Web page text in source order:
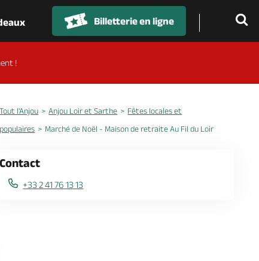
Billetterie en ligne
!
Tout l'Anjou Anjou Loir et Sarthe
Fêtes locales et
populaires
Marché de Noël - Maison de retraite Au Fil du Loir
Contact
+33 2 41 76 13 13